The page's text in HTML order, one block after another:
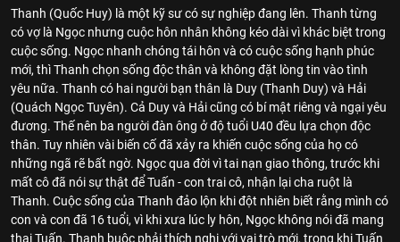
Thanh (Quốc Huy) là một kỹ sư có sự nghiệp đang lên. Thanh từng
có vợ là Ngọc nhưng cuộc hôn nhân không kéo dài vì khác biệt trong
cuộc sống. Ngọc nhanh chóng tái hôn và có cuộc sống hạnh phúc
mới, thì Thanh chọn sống độc thân và không đặt lòng tin vào tình
yêu nữa. Thanh có hai người bạn thân là Duy (Thanh Duy) và Hải
(Quách Ngọc Tuyên). Cả Duy và Hải cũng có bí mật riêng và ngại yêu
đương. Thế nên ba người đàn ông ở độ tuổi U40 đều lựa chọn độc
thân. Tuy nhiên vài biến cố đã xảy ra khiến cuộc sống của họ có
những ngã rẽ bất ngờ. Ngọc qua đời vì tai nạn giao thông, trước khi
mất cô đã nói sự thật để Tuấn - con trai cô, nhận lại cha ruột là
Thanh. Cuộc sống của Thanh đảo lộn khi đột nhiên biết rằng mình có
con và con đã 16 tuổi, vì khi xưa lúc ly hôn, Ngọc không nói đã mang
thai Tuấn. Thanh buộc phải thích nghi với vai trò mới, trong khi Tuấn